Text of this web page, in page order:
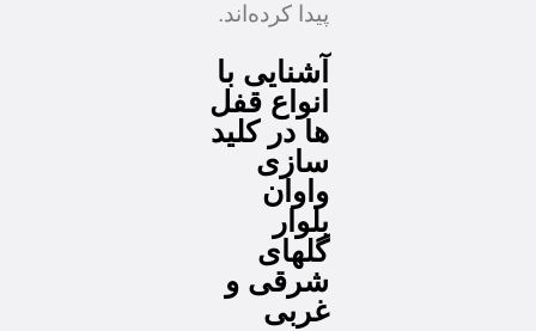
پیدا کرده‌اند.
آشنایی با
انواع قفل
ها در کلید
سازی
واوان
بلوار
گلهای
شرقی و
غربی